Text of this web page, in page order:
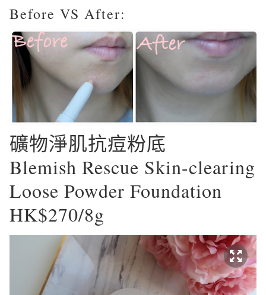
Before VS After:
礦物淨肌抗痘粉底
Blemish Rescue Skin-clearing
Loose Powder Foundation
HK$270/8g